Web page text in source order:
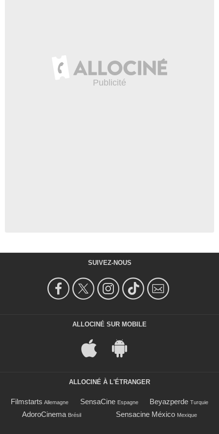
SUIVEZ-NOUS
ALLOCINÉ SUR MOBILE
ALLOCINÉ À L'ÉTRANGER
Filmstarts Allemagne SensaCine Espagne Beyazperde Turquie
AdoroCinema Brésil Sensacine México Mexique